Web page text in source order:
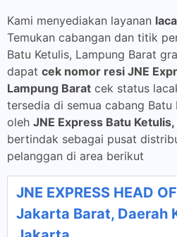
Kami menyediakan layanan
Temukan cabangan dan titik
Batu Ketulis, Lampung Barat
dapat cek nomor resi JNE
Lampung Barat cek status
tersedia di semua cabang Batu
oleh JNE Express Batu
bertindak sebagai pusat
pelanggan di area berikut
JNE EXPRESS HEAD
Jakarta Barat, Daerah